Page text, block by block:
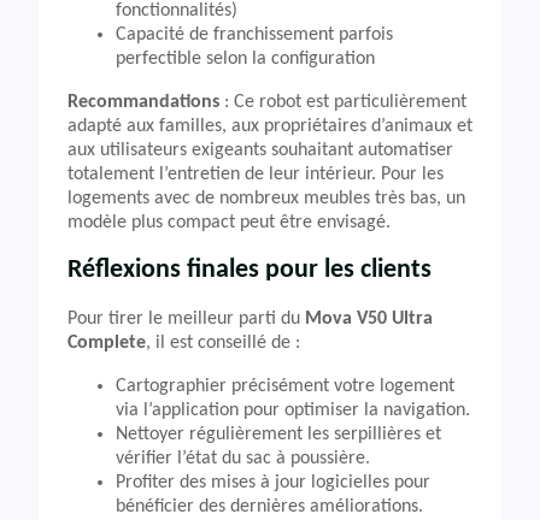
fonctionnalités)
Capacité de franchissement parfois
perfectible selon la configuration
Recommandations : Ce robot est particulièrement
adapté aux familles, aux propriétaires d’animaux et
aux utilisateurs exigeants souhaitant automatiser
totalement l’entretien de leur intérieur. Pour les
logements avec de nombreux meubles très bas, un
modèle plus compact peut être envisagé.
Réflexions finales pour les clients
Pour tirer le meilleur parti du Mova V50 Ultra
Complete, il est conseillé de :
Cartographier précisément votre logement
via l’application pour optimiser la navigation.
Nettoyer régulièrement les serpillières et
vérifier l’état du sac à poussière.
Profiter des mises à jour logicielles pour
bénéficier des dernières améliorations.